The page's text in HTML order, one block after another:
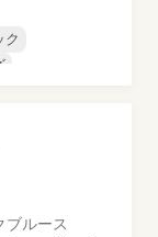
ク
ブルース